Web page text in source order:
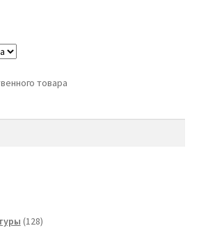
товара
128128